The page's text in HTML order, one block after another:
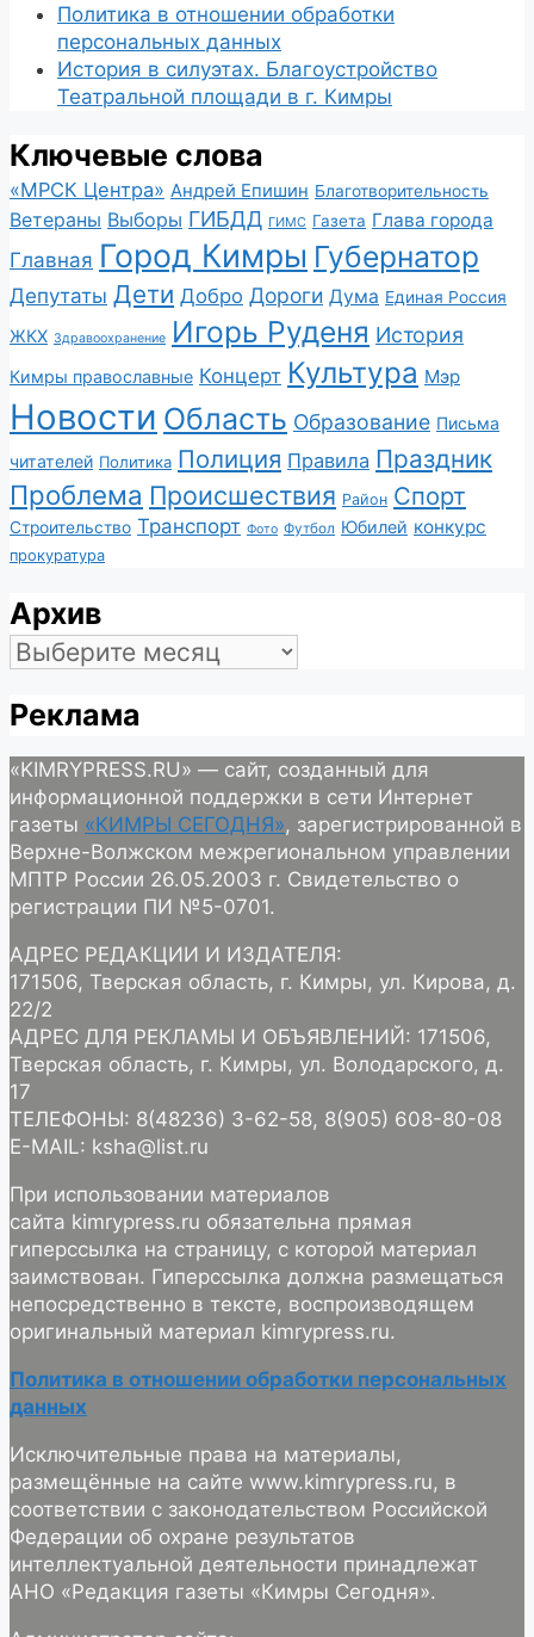
Политика в отношении обработки
персональных данных
История в силуэтах. Благоустройство
Театральной площади в г. Кимры
Ключевые слова
«МРСК Центра» Андрей Епишин Благотворительность
Ветераны Выборы ГИБДД ГИМС Газета Глава города
Главная Город Кимры Губернатор
Депутаты Дети Добро Дороги Дума Единая Россия
ЖКХ Здравоохранение Игорь Руденя История
Кимры православные Концерт Культура Мэр
Новости Область Образование Письма
читателей Политика Полиция Правила Праздник
Проблема Происшествия Район Спорт
Строительство Транспорт Фото Футбол Юбилей конкурс
прокуратура
Архив
Архив
Реклама
«KIMRYPRESS.RU» — сайт, созданный для
информационной поддержки в сети Интернет
газеты «КИМРЫ СЕГОДНЯ», зарегистрированной в
Верхне-Волжском межрегиональном управлении
МПТР России 26.05.2003 г. Свидетельство о
регистрации ПИ №5-0701.
АДРЕС РЕДАКЦИИ И ИЗДАТЕЛЯ:
171506, Тверская область, г. Кимры, ул. Кирова, д.
22/2
АДРЕС ДЛЯ РЕКЛАМЫ И ОБЪЯВЛЕНИЙ: 171506,
Тверская область, г. Кимры, ул. Володарского, д.
17
ТЕЛЕФОНЫ: 8(48236) 3-62-58, 8(905) 608-80-08
E-MAIL: ksha@list.ru
При использовании материалов
сайта kimrypress.ru обязательна прямая
гиперссылка на страницу, с которой материал
заимствован. Гиперссылка должна размещаться
непосредственно в тексте, воспроизводящем
оригинальный материал kimrypress.ru.
Политика в отношении обработки персональных
данных
Исключительные права на материалы,
размещённые на сайте www.kimrypress.ru, в
соответствии с законодательством Российской
Федерации об охране результатов
интеллектуальной деятельности принадлежат
АНО «Редакция газеты «Кимры Сегодня».